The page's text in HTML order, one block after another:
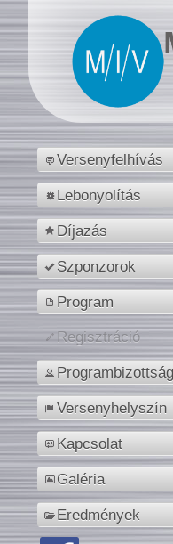
Versenyfelhívás
Lebonyolítás
Díjazás
Szponzorok
Program
Regisztráció
Programbizottság
Versenyhelyszín
Kapcsolat
Galéria
Eredmények